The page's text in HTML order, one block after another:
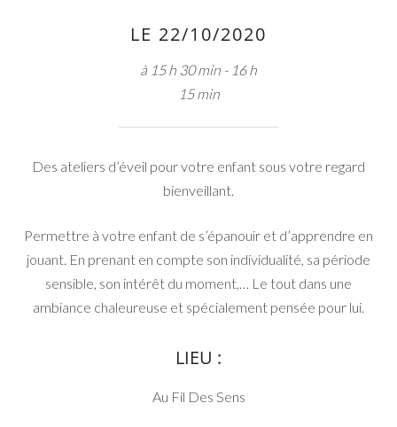
LE 22/10/2020
à 15 h 30 min - 16 h
15 min
Des ateliers d’éveil pour votre enfant sous votre regard
bienveillant.
Permettre à votre enfant de s’épanouir et d’apprendre en
jouant. En prenant en compte son individualité, sa période
sensible, son intérêt du moment,… Le tout dans une
ambiance chaleureuse et spécialement pensée pour lui.
LIEU :
Au Fil Des Sens